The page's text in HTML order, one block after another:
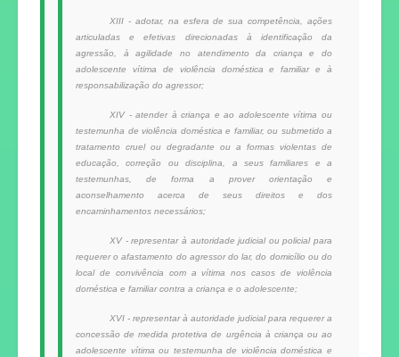
XIII - adotar, na esfera de sua competência, ações
articuladas e efetivas direcionadas à identificação da
agressão, à agilidade no atendimento da criança e do
adolescente vítima de violência doméstica e familiar e à
responsabilização do agressor;
XIV - atender à criança e ao adolescente vítima ou
testemunha de violência doméstica e familiar, ou submetido a
tratamento cruel ou degradante ou a formas violentas de
educação, correção ou disciplina, a seus familiares e a
testemunhas, de forma a prover orientação e
aconselhamento acerca de seus direitos e dos
encaminhamentos necessários;
XV - representar à autoridade judicial ou policial para
requerer o afastamento do agressor do lar, do domicílio ou do
local de convivência com a vítima nos casos de violência
doméstica e familiar contra a criança e o adolescente;
XVI - representar à autoridade judicial para requerer a
concessão de medida protetiva de urgência à criança ou ao
adolescente vítima ou testemunha de violência doméstica e